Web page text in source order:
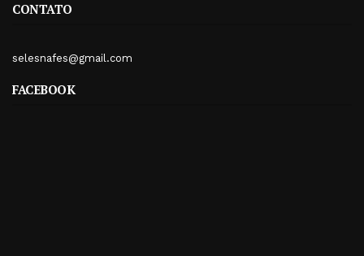
CONTATO
selesnafes@gmail.com
FACEBOOK